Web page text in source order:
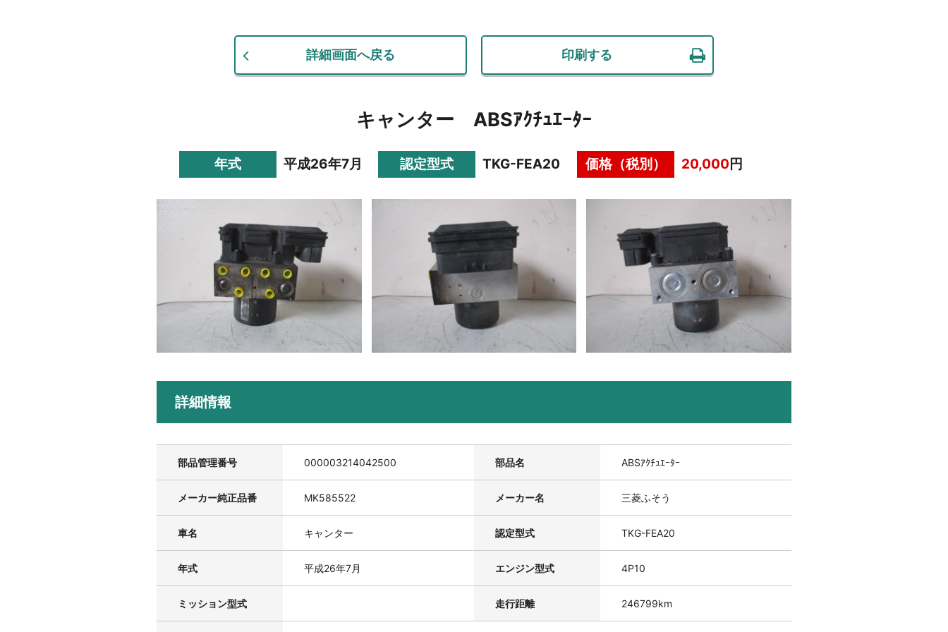
詳細画面へ戻る 印刷する
キャンター ABSｱｸﾁｭｴｰﾀｰ
年式 平成26年7月 認定型式 TKG-FEA20 価格（税別） 20,000 円
詳細情報
部品管理番号 000003214042500 部品名 ABSｱｸﾁｭｴｰﾀｰ
メーカー純正品番 MK585522 メーカー名 三菱ふそう
車名 キャンター 認定型式 TKG-FEA20
年式 平成26年7月 エンジン型式 4P10
ミッション型式 走行距離 246799km